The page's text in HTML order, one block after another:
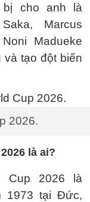
cho anh là
Marcus
Madueke
và tạo đột biến
2026.
là ai?
Cup 2026 là
1973 tại Đức,